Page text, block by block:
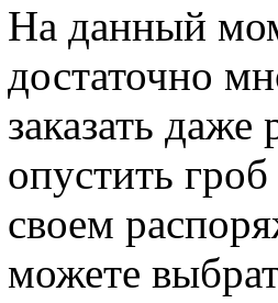
На данный
достаточно
заказать
опустить
своем
можете